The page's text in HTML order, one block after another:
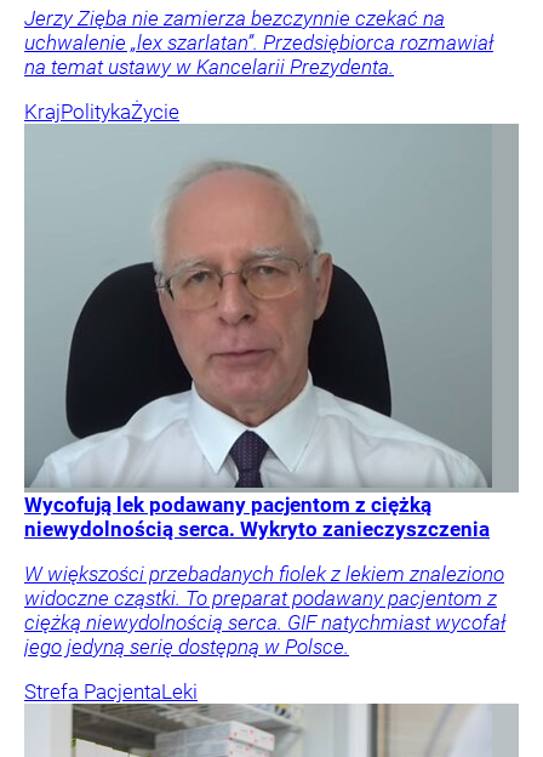
Jerzy Zięba nie zamierza bezczynnie czekać na
uchwalenie „lex szarlatan”. Przedsiębiorca rozmawiał
na temat ustawy w Kancelarii Prezydenta.
KrajPolitykaŻycie
Wycofują lek podawany pacjentom z ciężką
niewydolnością serca. Wykryto zanieczyszczenia
W większości przebadanych fiolek z lekiem znaleziono
widoczne cząstki. To preparat podawany pacjentom z
ciężką niewydolnością serca. GIF natychmiast wycofał
jego jedyną serię dostępną w Polsce.
Strefa PacjentaLeki